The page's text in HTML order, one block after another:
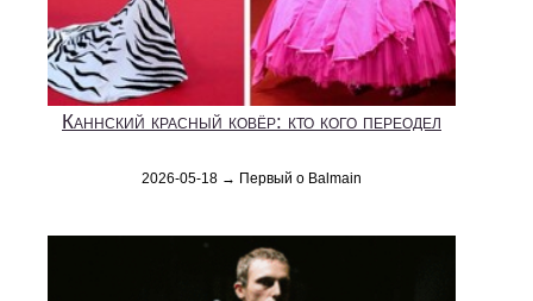
Каннский красный ковёр: кто кого переодел
2026-05-18 → Первый о Balmain